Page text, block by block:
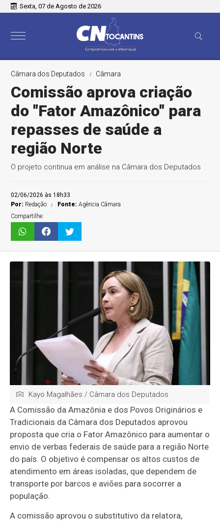
Sexta, 07 de Agosto de 2026
Câmara dos Deputados Câmara
Comissão aprova criação
do "Fator Amazônico" para
repasses de saúde a
região Norte
O projeto continua em análise na Câmara dos Deputados
02/06/2026 às 18h33
Por: Redação Fonte:Agência Câmara
Compartilhe:
Kayo Magalhães / Câmara dos Deputados
A Comissão da Amazônia e dos Povos Originários e
Tradicionais da Câmara dos Deputados aprovou
proposta que cria o Fator Amazônico para aumentar o
envio de verbas federais de saúde para a região Norte
do país. O objetivo é compensar os altos custos de
atendimento em áreas isoladas, que dependem de
transporte por barcos e aviões para socorrer a
população.
A comissão aprovou osubstitutivo da relatora,